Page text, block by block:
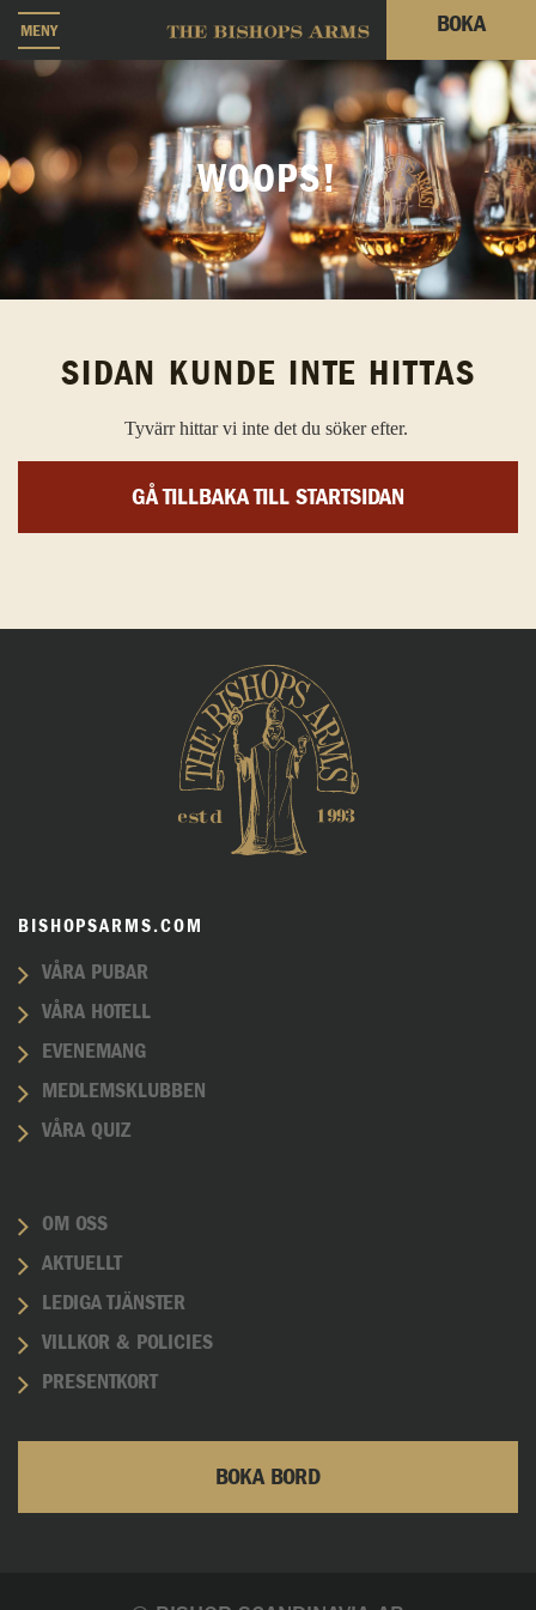
MENY BOKA
WOOPS!
SIDAN KUNDE INTE HITTAS
Tyvärr hittar vi inte det du söker efter.
GÅ TILLBAKA TILL STARTSIDAN
BISHOPSARMS.COM
VÅRA PUBAR
VÅRA HOTELL
EVENEMANG
MEDLEMSKLUBBEN
VÅRA QUIZ
OM OSS
AKTUELLT
LEDIGA TJÄNSTER
VILLKOR & POLICIES
PRESENTKORT
BOKA BORD